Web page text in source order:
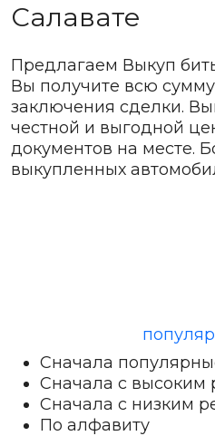
Салавате
Предлагаем Выкуп
Вы получите всю
заключения сделки.
честной и выгодной
документов на месте.
выкупленных
Сначала
Сначала с высоким
Сначала с низким
По алфавиту